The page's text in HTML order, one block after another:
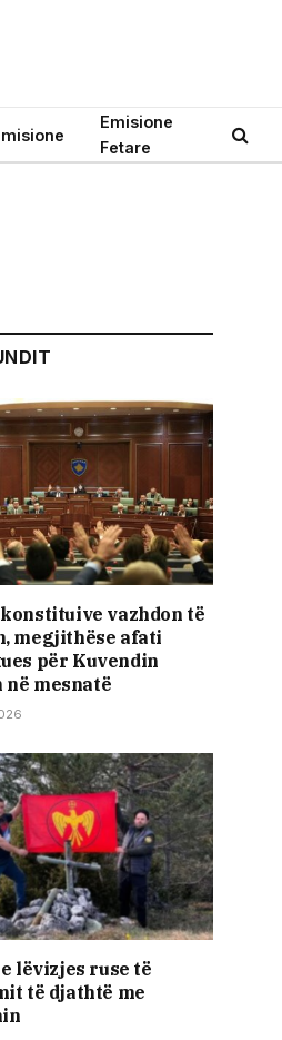
Emisione
Fetare
konstituive vazhdon të
megjithëse afati
për Kuvendin
në mesnatë
lëvizjes ruse të
të djathtë me